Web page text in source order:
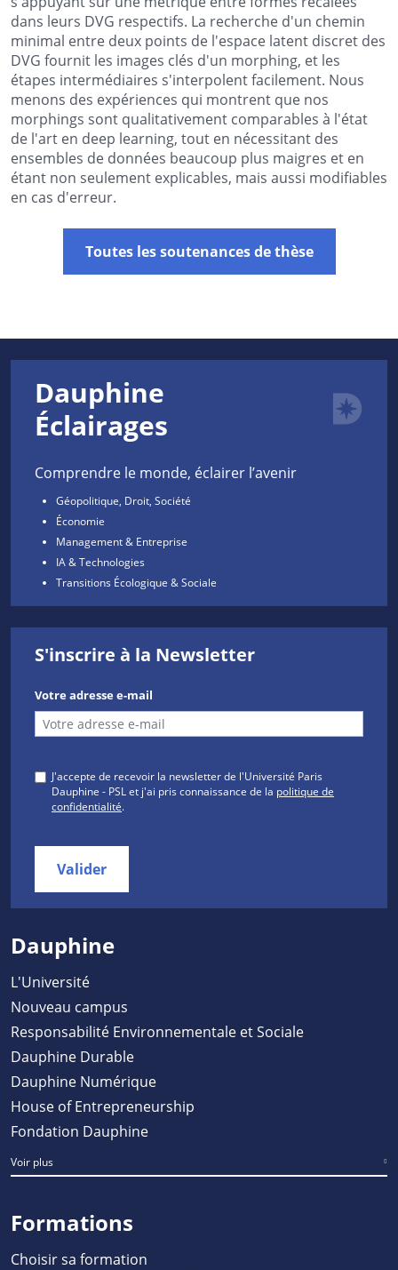
dans leurs DVG respectifs. La recherche d'un chemin
minimal entre deux points de l'espace latent discret des
DVG fournit les images clés d'un morphing, et les
étapes intermédiaires s'interpolent facilement. Nous
menons des expériences qui montrent que nos
morphings sont qualitativement comparables à l'état
de l'art en deep learning, tout en nécessitant des
ensembles de données beaucoup plus maigres et en
étant non seulement explicables, mais aussi modifiables
en cas d'erreur.
Toutes les soutenances de thèse
Dauphine
Éclairages
Comprendre le monde, éclairer l’avenir
Géopolitique, Droit, Société
Économie
Management & Entreprise
IA & Technologies
Transitions Écologique & Sociale
S'inscrire à la Newsletter
Votre adresse e-mail
J'accepte de recevoir la newsletter de l'Université Paris
Dauphine - PSL et j'ai pris connaissance de la politique de
confidentialité.
Valider
Dauphine
L'Université
Nouveau campus
Responsabilité Environnementale et Sociale
Dauphine Durable
Dauphine Numérique
House of Entrepreneurship
Fondation Dauphine
Voir plus
Formations
Choisir sa formation